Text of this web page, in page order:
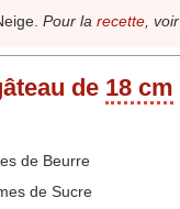
Pour la recette , voir
de 18 cm
de Beurre
de Sucre